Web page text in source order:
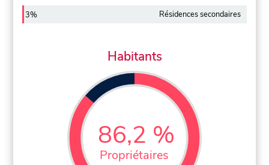
3% Résidences secondaires
Habitants
86,2 %
Propriétaires